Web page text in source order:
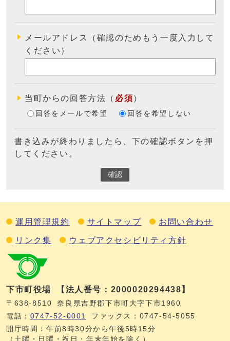
メールアドレス（確認のためもう一度入力して
ください）
当町からの回答方法 （ 必須）
回答をメールで希望 回答を希望しない
書き込みが終わりましたら、下の確認ボタンを押
してください。
確認
運用管理規約 サイトマップ お問い合わせ
リンク集 ウェブアクセシビリティ方針
下市町役場 【法人番号：2000020294438】
〒638-8510
奈良県吉野郡下市町大字下市1960
電話： 0747‐52‐0001
ファックス：0747‐54‐5055
開庁時間：午前8時30分から午後5時15分
（土曜・日曜・祝日・年末年始を除く）